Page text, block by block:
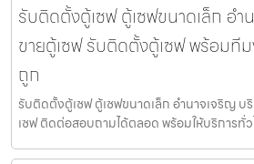
รับติดตั้งตู้เซฟ ตู้เซฟขนาดเล็ก อำ
ขายตู้เซฟ รับติดตั้งตู้เซฟ พร้อมที
ถูก
รับติดตั้งตู้เซฟ ตู้เซฟขนาดเล็ก อำนาจเจริญ บ
เซฟ ติดต่อสอบถามได้ตลอด พร้อมให้บริการทั่ว